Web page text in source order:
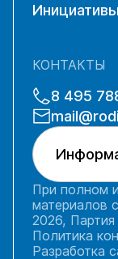
Инициативы
КОНТАКТЫ
8 495
При полном
материалов
2026,
Политика
Разработка